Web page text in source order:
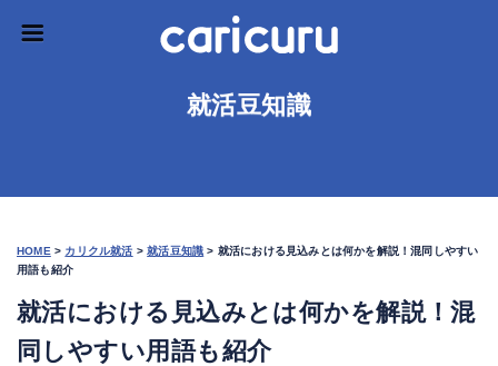
就活豆知識
HOME > カリクル就活 >就活豆知識 > 就活における見込みとは何かを解説！混同しやすい
用語も紹介
就活における見込みとは何かを解説！混
同しやすい用語も紹介